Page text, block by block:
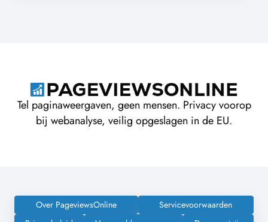
Tel paginaweergaven, geen mensen. Privacy voorop
bij webanalyse, veilig opgeslagen in de EU.
Over PageviewsOnline
Servicevoorwaarden